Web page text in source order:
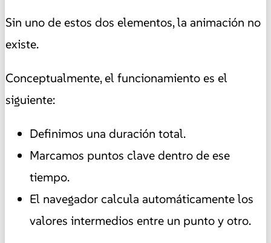
Sin uno de estos dos elementos, la animación no
existe.
Conceptualmente, el funcionamiento es el
siguiente:
Definimos una duración total.
Marcamos puntos clave dentro de ese
tiempo.
El navegador calcula automáticamente los
valores intermedios entre un punto y otro.